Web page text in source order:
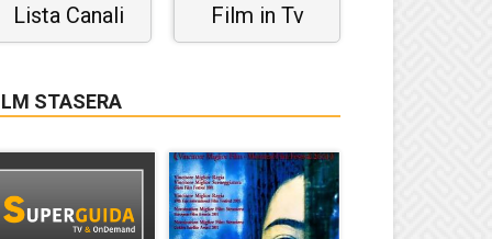
Lista Canali Film in Tv
STASERA